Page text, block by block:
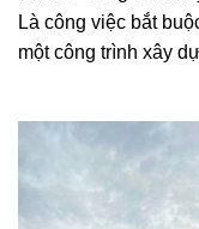
Là công việc bắt
một công trình xây